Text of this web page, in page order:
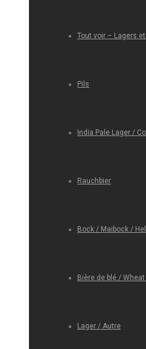
Tout voir – Lagers
Pils
India Pale Lager /
Rauchbier
Bock / Maibock /
Bière de blé /
Lager / Autre